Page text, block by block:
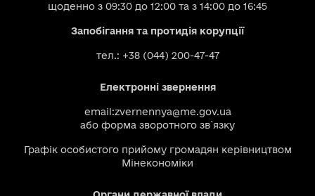
щоденно з 09:30 до 12:00 та з 14:00 до 16:45
Запобігання та протидія корупції
тел.: +38 (044) 200-47-47
Електронні звернення
email:zvernennya@me.gov.ua
або форма зворотного зв`язку
Графік особистого прийому громадян керівництвом
Мінекономіки